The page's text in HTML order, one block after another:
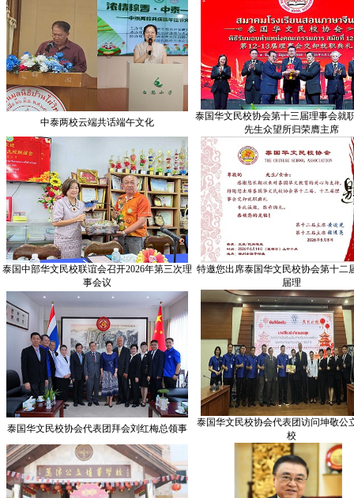
中泰两校云端共话端午文化
泰国华文民校协会第十三届理事会就
先生众望所归荣膺主席
泰国中部华文民校联谊会召开2026年第三次理
事会议
特邀您出席泰国华文民校协会第十二
届理
泰国华文民校协会代表团拜会刘红梅总领事
泰国华文民校协会代表团访问坤敬公
校